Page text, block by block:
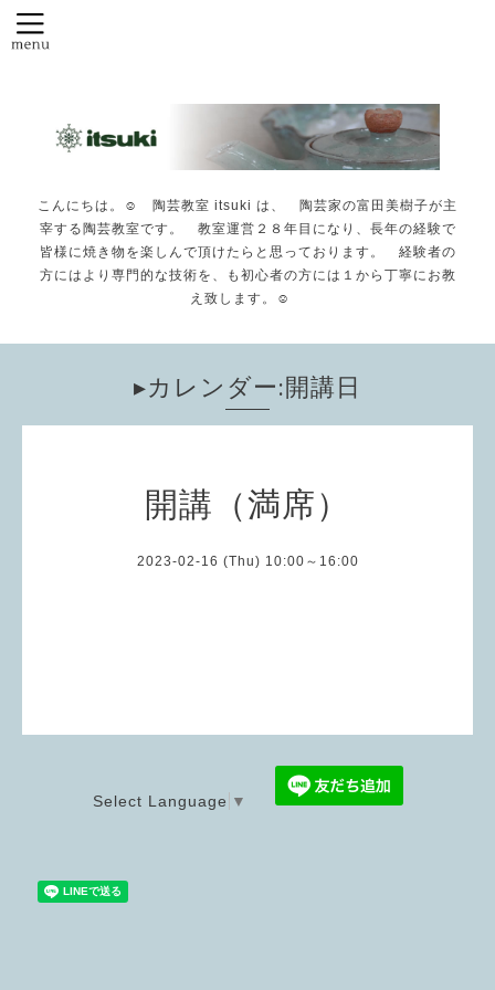
こんにちは。☺️ 陶芸教室 itsuki は、 陶芸家の富田美樹子が主
宰する陶芸教室です。 教室運営２８年目になり、長年の経験で
皆様に焼き物を楽しんで頂けたらと思っております。 経験者の
方にはより専門的な技術を、も初心者の方には１から丁寧にお教
え致します。☺️
▸カレンダー:開講日
開講（満席）
2023-02-16 (Thu) 10:00～16:00
Select Language ▼